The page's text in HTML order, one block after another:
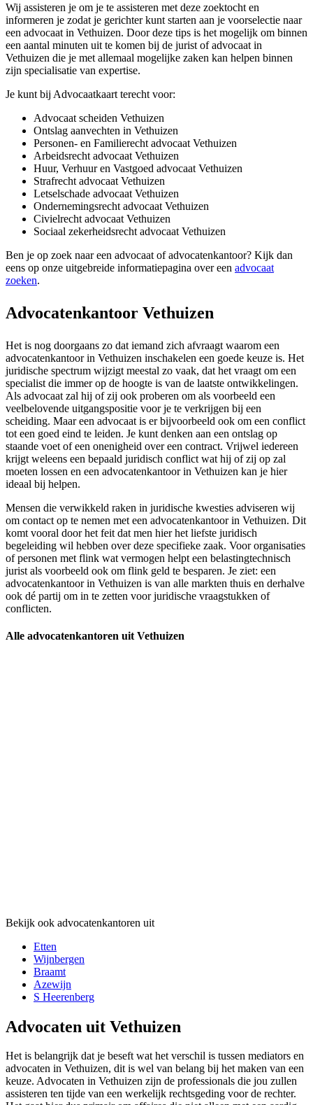
Wij assisteren je om je te assisteren met deze zoektocht en
informeren je zodat je gerichter kunt starten aan je voorselectie naar
een advocaat in Vethuizen. Door deze tips is het mogelijk om binnen
een aantal minuten uit te komen bij de jurist of advocaat in
Vethuizen die je met allemaal mogelijke zaken kan helpen binnen
zijn specialisatie van expertise.
Je kunt bij Advocaatkaart terecht voor:
Advocaat scheiden Vethuizen
Ontslag aanvechten in Vethuizen
Personen- en Familierecht advocaat Vethuizen
Arbeidsrecht advocaat Vethuizen
Huur, Verhuur en Vastgoed advocaat Vethuizen
Strafrecht advocaat Vethuizen
Letselschade advocaat Vethuizen
Ondernemingsrecht advocaat Vethuizen
Civielrecht advocaat Vethuizen
Sociaal zekerheidsrecht advocaat Vethuizen
Ben je op zoek naar een advocaat of advocatenkantoor? Kijk dan
eens op onze uitgebreide informatiepagina over een advocaat
zoeken.
Advocatenkantoor Vethuizen
Het is nog doorgaans zo dat iemand zich afvraagt waarom een
advocatenkantoor in Vethuizen inschakelen een goede keuze is. Het
juridische spectrum wijzigt meestal zo vaak, dat het vraagt om een
specialist die immer op de hoogte is van de laatste ontwikkelingen.
Als advocaat zal hij of zij ook proberen om als voorbeeld een
veelbelovende uitgangspositie voor je te verkrijgen bij een
scheiding. Maar een advocaat is er bijvoorbeeld ook om een conflict
tot een goed eind te leiden. Je kunt denken aan een ontslag op
staande voet of een onenigheid over een contract. Vrijwel iedereen
krijgt weleens een bepaald juridisch conflict wat hij of zij op zal
moeten lossen en een advocatenkantoor in Vethuizen kan je hier
ideaal bij helpen.
Mensen die verwikkeld raken in juridische kwesties adviseren wij
om contact op te nemen met een advocatenkantoor in Vethuizen. Dit
komt vooral door het feit dat men hier het liefste juridisch
begeleiding wil hebben over deze specifieke zaak. Voor organisaties
of personen met flink wat vermogen helpt een belastingtechnisch
jurist als voorbeeld ook om flink geld te besparen. Je ziet: een
advocatenkantoor in Vethuizen is van alle markten thuis en derhalve
ook dé partij om in te zetten voor juridische vraagstukken of
conflicten.
Alle advocatenkantoren uit Vethuizen
Bekijk ook advocatenkantoren uit
Etten
Wijnbergen
Braamt
Azewijn
S Heerenberg
Advocaten uit Vethuizen
Het is belangrijk dat je beseft wat het verschil is tussen mediators en
advocaten in Vethuizen, dit is wel van belang bij het maken van een
keuze. Advocaten in Vethuizen zijn de professionals die jou zullen
assisteren ten tijde van een werkelijk rechtsgeding voor de rechter.